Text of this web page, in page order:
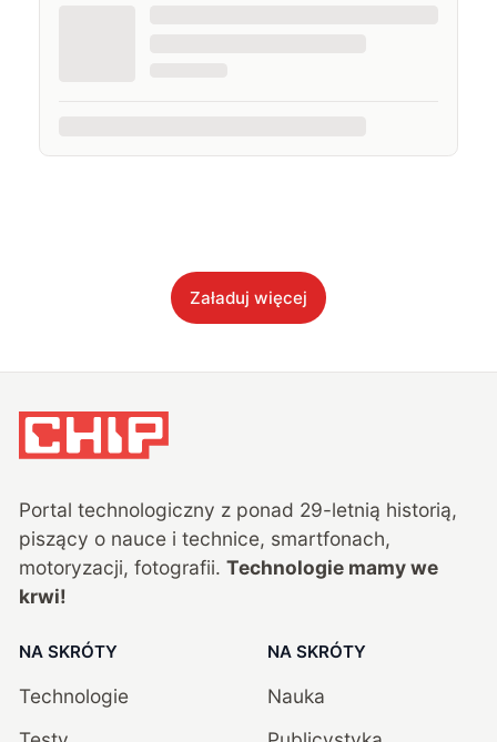
Załaduj więcej
Portal technologiczny z ponad 29-letnią historią,
piszący o nauce i technice, smartfonach,
motoryzacji, fotografii. Technologie mamy we
krwi!
NA SKRÓTY
Technologie
NA SKRÓTY
Nauka